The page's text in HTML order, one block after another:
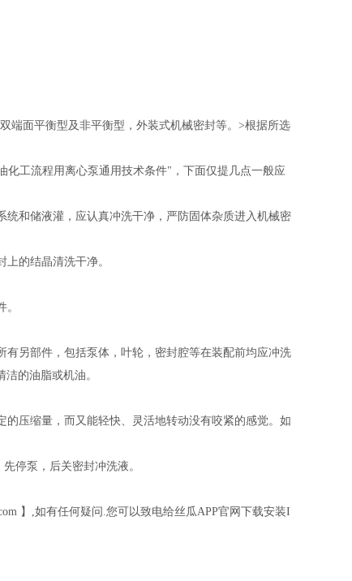
端面平衡型及非平衡型，外装式机械密封等。>根据所选
油化工流程用离心泵通用技术条件" ，下面仅提几点一般应
储液灌，应认真冲洗干净，严防固体杂质进入机械密
结晶清洗干净。
。
件，包括泵体，叶轮，密封腔等在装配前均应冲洗
洁的油脂或机油。
缩量，而又能轻快、灵活地转动没有咬紧的感觉。如
泵，后关密封冲洗液。
】,如有任何疑问.您可以致电给丝瓜APP官网下载安装I